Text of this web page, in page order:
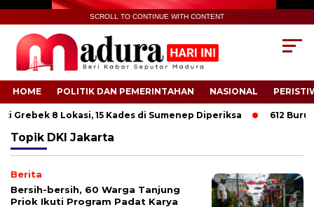
SCROLL TO CONTINUE WITH CONTENT
HOME POLITIK DAN PEMERINTAHAN NASIONAL
8 Lokasi, 15 Kades di Sumenep Diperiksa 612 Buruh
Topik DKI Jakarta
Berita
Bersih-bersih, 60 Warga Tanjung
Priok Ikuti Program Padat Karya